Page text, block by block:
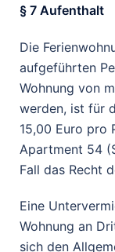
§ 7 Aufenthalt
Die
aufgeführten
Wohnung von
werden, ist für
15,00 Euro pro
Apartment 54
Fall das Recht
Eine
Wohnung an
sich den